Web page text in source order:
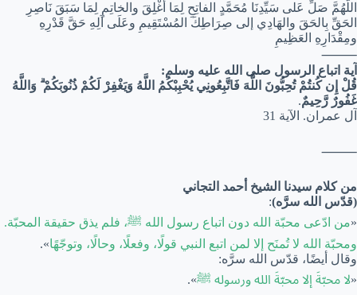
اللَّهُمَّ صَلِّ عَلى سَيِّدِنَا مُحَمَّدٍ الفاتِحِ لِمَا أُغْلِقَ والخاتِمِ لِمَا سَبَقَ نَاصِرِ
الحَقِّ بِالحَقَ والهَادِي إلى صِرَاطِكَ المُسْتَقِيمِ وعَلَى آلِهِ حَقَّ قَدْرِهِ
ومِقْدَارِهِ العَظِيمِ
⸻
آية اتباع الرسول صلى الله عليه وسلم:
قُلْ إِن كُنتُمْ تُحِبُّونَ اللَّهَ فَاتَّبِعُونِي يُحْبِبْكُمُ اللَّهُ وَيَغْفِرْ لَكُمْ ذُنُوبَكُمْ ۗ وَاللَّهُ
غَفُورٌ رَّحِيمٌ.
آل عمران. الآية 31
⸻
من كلام سيدنا الشيخ أحمد التجاني
(قدّس الله سرَّه):
«من ادّعى محبّة الله دون اتباع رسول الله ﷺ، فلم يذق حقيقة المحبّة.
ومحبّة الله لا تُمنَح إلا لمن اتبع النبي قولًا، وفعلًا، وحالًا، وتوجّهًا».
وقال أيضًا، قدّس الله سرَّه:
«لا محبّةَ إلا محبّةَ الله ورسوله ﷺ».